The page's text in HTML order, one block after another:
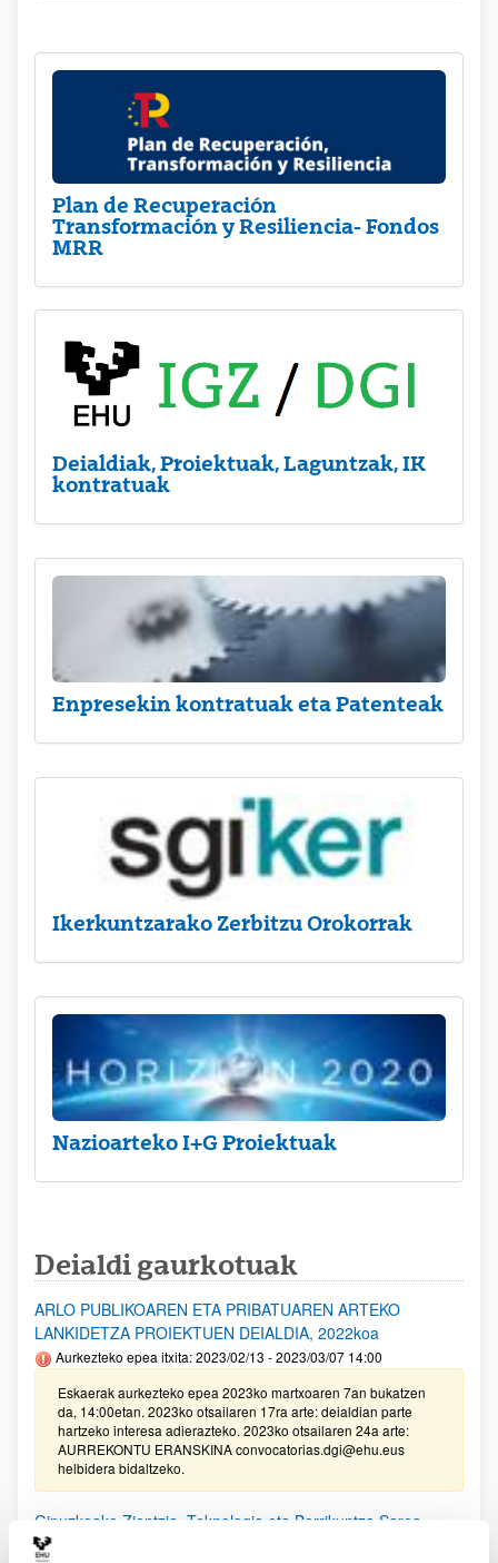
Plan de Recuperación
Transformación y Resiliencia- Fondos
MRR
Deialdiak, Proiektuak, Laguntzak, IK
kontratuak
Enpresekin kontratuak eta Patenteak
Ikerkuntzarako Zerbitzu Orokorrak
Nazioarteko I+G Proiektuak
Deialdi gaurkotuak
ARLO PUBLIKOAREN ETA PRIBATUAREN ARTEKO
LANKIDETZA PROIEKTUEN DEIALDIA, 2022koa
Aurkezteko epea itxita: 2023/02/13 - 2023/03/07 14:00
Eskaerak aurkezteko epea 2023ko martxoaren 7an bukatzen
da, 14:00etan. 2023ko otsailaren 17ra arte: deialdian parte
hartzeko interesa adierazteko. 2023ko otsailaren 24a arte:
AURREKONTU ERANSKINA convocatorias.dgi@ehu.eus
helbidera bidaltzeko.
Gipuzkoako Zientzia, Teknologia eta Berrikuntza Sarea
bultzatzeko Programaren laguntzak 2022